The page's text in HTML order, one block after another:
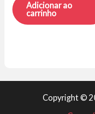
Adicionar ao
carrinho
Copyright ©